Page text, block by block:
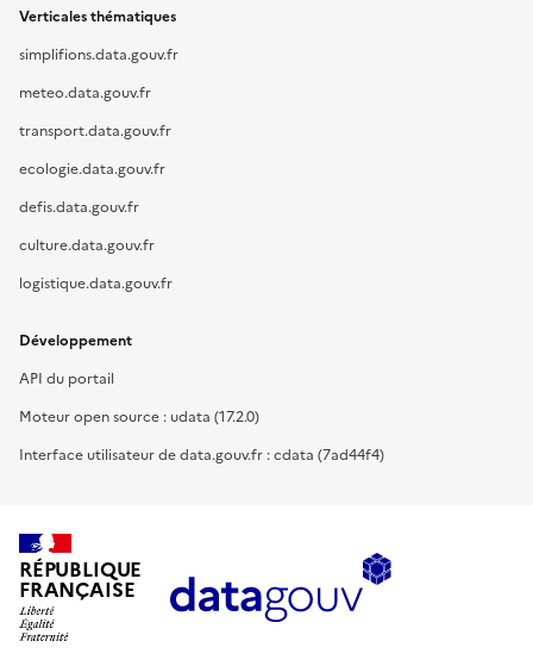
Verticales thématiques
simplifions.data.gouv.fr
meteo.data.gouv.fr
transport.data.gouv.fr
ecologie.data.gouv.fr
defis.data.gouv.fr
culture.data.gouv.fr
logistique.data.gouv.fr
Développement
API du portail
Moteur open source : udata (17.2.0)
Interface utilisateur de data.gouv.fr : cdata (7ad44f4)
RÉPUBLIQUE
FRANÇAISE